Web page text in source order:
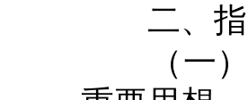
二、
（一）